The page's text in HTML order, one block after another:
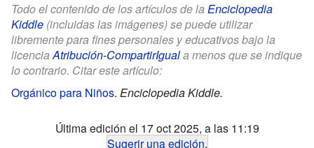
Todo el contenido de los artículos de la Enciclopedia
Kiddle (incluidas las imágenes) se puede utilizar
libremente para fines personales y educativos bajo la
licenciaAtribución-CompartirIguala menos que se indique
lo contrario. Citar este artículo:
Orgánico para Niños. Enciclopedia Kiddle.
Última edición el 17 oct 2025, a las 11:19
Sugerir una edición.